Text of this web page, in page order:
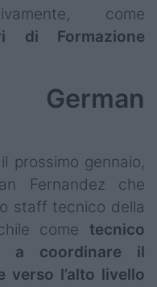
come
di Formazione
prossimo gennaio,
Fernandez che
staff tecnico della
come tecnico
a coordinare il
verso l’alto livello